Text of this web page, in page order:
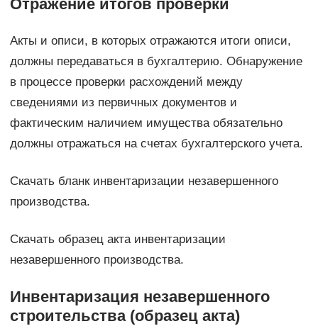
Отражение итогов проверки
Акты и описи, в которых отражаются итоги описи,
должны передаваться в бухгалтерию. Обнаружение
в процессе проверки расхождений между
сведениями из первичных документов и
фактическим наличием имущества обязательно
должны отражаться на счетах бухгалтерского учета.
Скачать бланк инвентаризации незавершенного
производства.
Скачать образец акта инвентаризации
незавершенного производства.
Инвентаризация незавершенного
строительства (образец акта)